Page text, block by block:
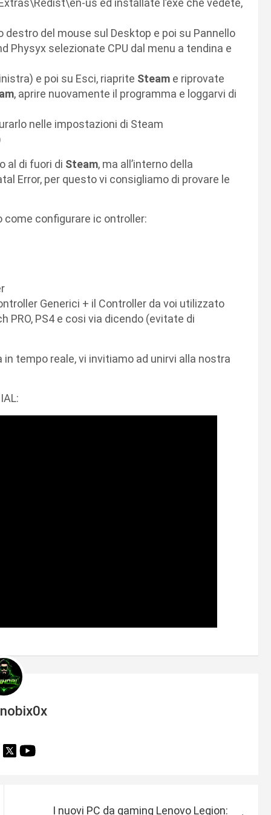
us ed installate l’exe che vedete,
del mouse sul Desktop e poi su Pannello
Physyx selezionate CPU dal menu a tendina e
e poi su Esci, riaprite Steam e riprovate
, aprire nuovamente il programma e loggarvi di
nelle impostazioni di Steam
al di fuori di Steam, ma all’interno della
Error, per questo vi consigliamo di provare le
configurare ic ontroller:
Generici + il Controller da voi utilizzato
PRO, PS4 e cosi via dicendo (evitate di
tempo reale, vi invitiamo ad unirvi alla nostra
I nuovi PC da gaming Lenovo Legion: